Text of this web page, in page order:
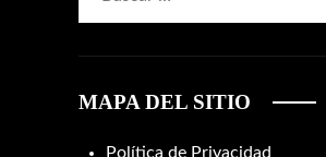
MAPA DEL SITIO
Política de Privacidad